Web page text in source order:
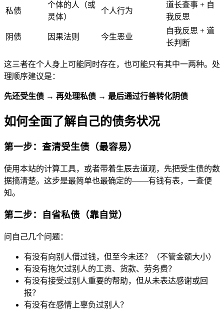
私债
个体的人（或
灵体）
个人行为
道长查事 + 自
我反思
阴债 因果法则 今生恶业
自我反思 + 道
长判断
这三者在个人身上可能同时存在，也可能只有其中一两种。处
理顺序建议是：
先还受生债 → 再处理私债 → 最后通过行善转化阴债
如何全面了解自己的债务状况
第一步：查清受生债（最容易）
使用本站的计算工具，或者带着生辰去道观，先把受生债的数
据搞清楚。这步是最简单也最确定的——有钱有表，一查便
知。
第二步：自省私债（靠自觉）
问自己几个问题：
有没有向别人借过钱，但至今未还？（不管金额大小）
有没有拖欠过别人的工资、货款、劳务费？
有没有接受过别人重要的帮助，但从未表达感谢或回
报？
有没有在感情上辜负过别人？